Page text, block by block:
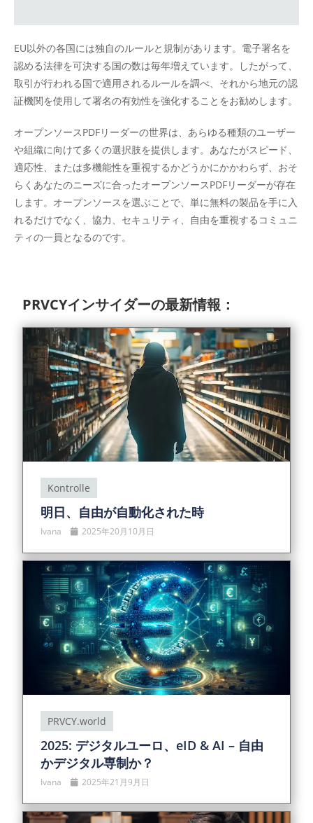
EU以外の各国には独自のルールと規制があります。電子署名を
認める法律を可決する国の数は毎年増えています。したがって、
取引が行われる国で適用されるルールを調べ、それから地元の認
証機関を使用して署名の有効性を強化することをお勧めします。
オープンソースPDFリーダーの世界は、あらゆる種類のユーザー
や組織に向けて多くの選択肢を提供します。あなたがスピード、
適応性、または多機能性を重視するかどうかにかかわらず、おそ
らくあなたのニーズに合ったオープンソースPDFリーダーが存在
します。オープンソースを選ぶことで、単に無料の製品を手に入
れるだけでなく、協力、セキュリティ、自由を重視するコミュニ
ティの一員となるのです。
PRVCYインサイダーの最新情報：
Kontrolle
明日、自由が自動化された時
Ivana 2025年20月10月日
PRVCY.world
2025: デジタルユーロ、eID & AI – 自由
かデジタル専制か？
Ivana 2025年21月9月日